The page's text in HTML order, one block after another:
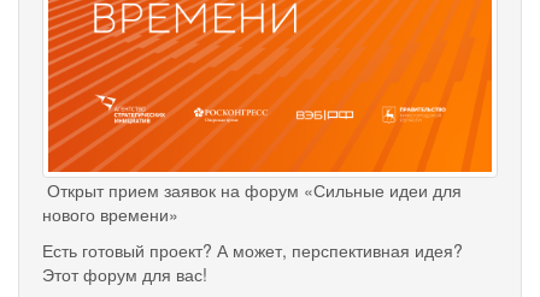
Открыт прием заявок на форум «Сильные идеи для
нового времени»
Есть готовый проект? А может, перспективная идея?
Этот форум для вас!